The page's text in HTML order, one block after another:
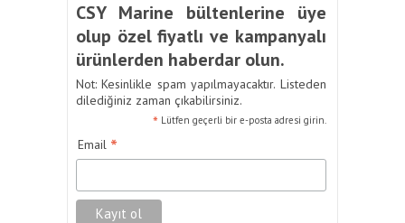
CSY Marine bültenlerine üye
olup özel fiyatlı ve kampanyalı
ürünlerden haberdar olun.
Not: Kesinlikle spam yapılmayacaktır. Listeden
dilediğiniz zaman çıkabilirsiniz.
* Lütfen geçerli bir e-posta adresi girin.
Email *